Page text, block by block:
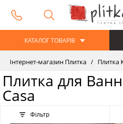
КАТАЛОГ ТОВАРІВ
Інтернет-магазин Плитка Плитка
Плитка для
Casa
Фільтр